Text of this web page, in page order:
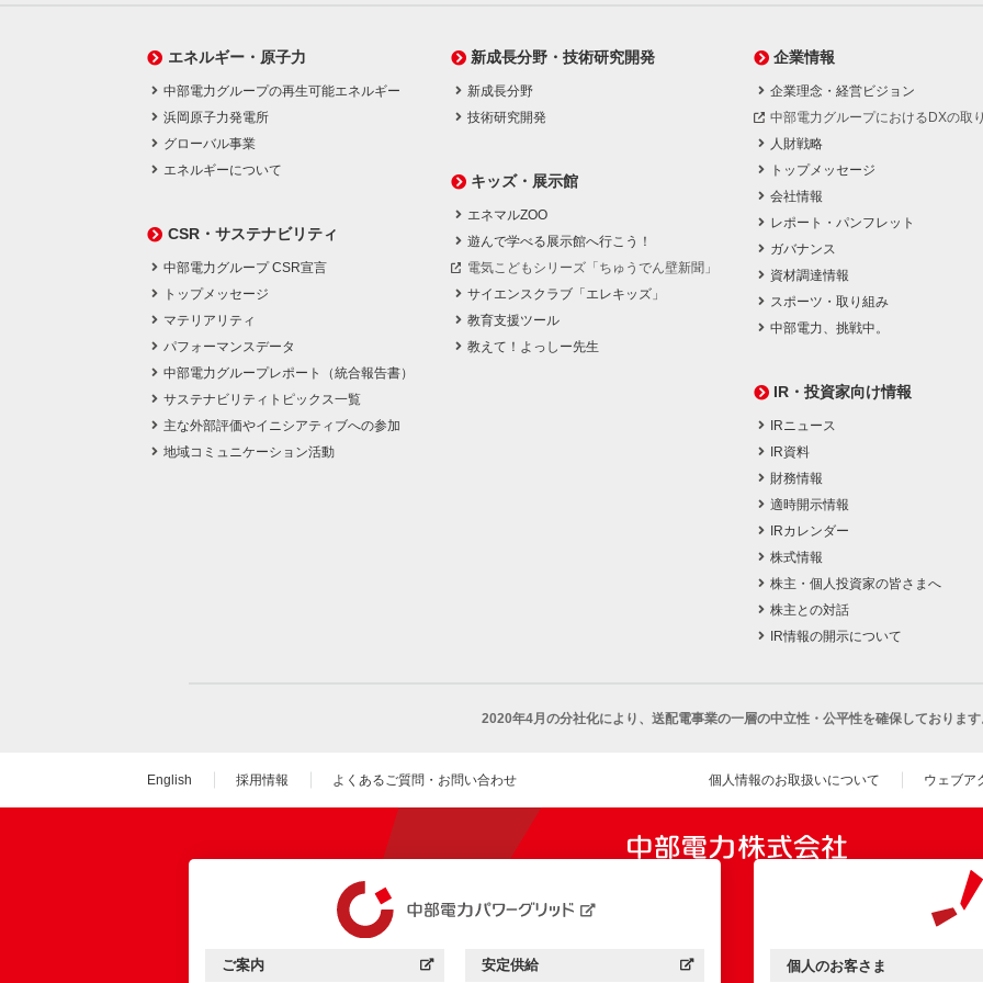
エネルギー・原子力
中部電力グループの再生可能エネルギー
浜岡原子力発電所
グローバル事業
エネルギーについて
CSR・サステナビリティ
中部電力グループ CSR宣言
トップメッセージ
マテリアリティ
パフォーマンスデータ
中部電力グループレポート（統合報告書）
サステナビリティトピックス一覧
主な外部評価やイニシアティブへの参加
地域コミュニケーション活動
新成長分野・技術研究開発
新成長分野
技術研究開発
キッズ・展示館
エネマルZOO
遊んで学べる展示館へ行こう！
電気こどもシリーズ「ちゅうでん壁新聞」
サイエンスクラブ「エレキッズ」
教育支援ツール
教えて！よっしー先生
企業情報
企業理念・経営ビジョン
中部電力グループにおけるDXの取
人財戦略
トップメッセージ
会社情報
レポート・パンフレット
ガバナンス
資材調達情報
スポーツ・取り組み
中部電力、挑戦中。
IR・投資家向け情報
IRニュース
IR資料
財務情報
適時開示情報
IRカレンダー
株式情報
株主・個人投資家の皆さまへ
株主との対話
IR情報の開示について
2020年4月の分社化により、 送配電事業の一層の中立性・公平性を確保しております
English 採用情報 よくあるご質問・お問い合わせ 個人情報のお取扱いについて ウェブア
中部電力パワーグリッド：
ご案内
（新しいウィンドウを開きます） 中部電力パワーグリッド：
安定供給
（新しいウィンドウを開きます） 中部電力ミライズ：
個人のお客さま
（新しいウィンドウを開きま